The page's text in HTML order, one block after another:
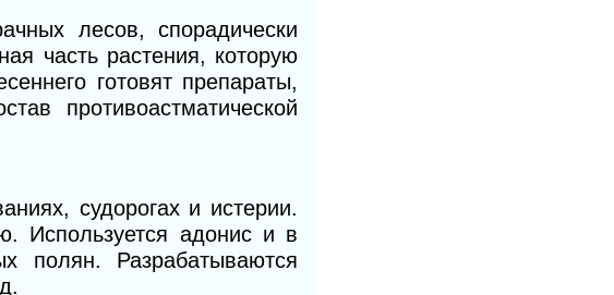
лесов, спорадически
часть растения, которую
готовят препараты,
противоастматической
судорогах и истерии.
Используется адонис и в
полян. Разрабатываются